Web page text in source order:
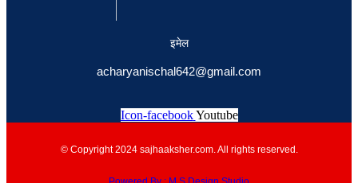
इमेल
acharyanischal642@gmail.com
Icon-facebook Youtube
© Copyright 2024 sajhaaksher.com. All rights reserved.